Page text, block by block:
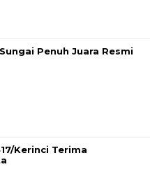
Penuh Juara Resmi
Kerinci Terima